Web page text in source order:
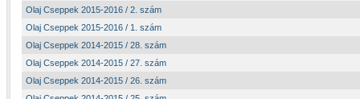
Olaj Cseppek 2015-2016 / 2. szám
Olaj Cseppek 2015-2016 / 1. szám
Olaj Cseppek 2014-2015 / 28. szám
Olaj Cseppek 2014-2015 / 27. szám
Olaj Cseppek 2014-2015 / 26. szám